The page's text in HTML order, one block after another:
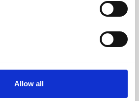
Allow all
BEZPIECZNIE
pojedyncza część jest